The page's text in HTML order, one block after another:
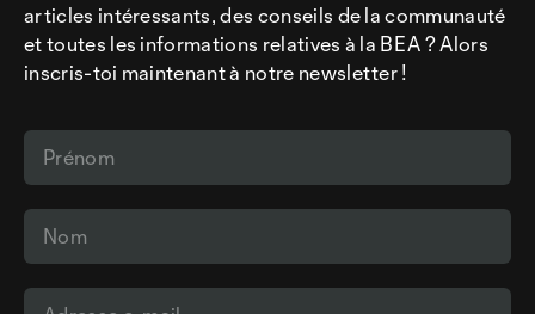
articles intéressants, des conseils de la communauté
et toutes les informations relatives à la BEA ? Alors
inscris-toi maintenant à notre newsletter !